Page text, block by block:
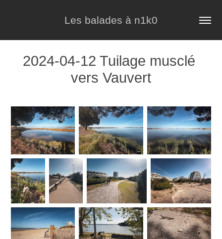
Les balades à n1k0
2024-04-12 Tuilage musclé
vers Vauvert